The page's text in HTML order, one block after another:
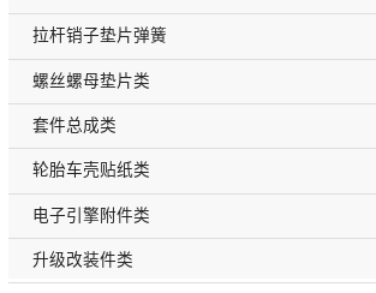
拉杆销子垫片弹簧
螺丝螺母垫片类
套件总成类
轮胎车壳贴纸类
电子引擎附件类
升级改装件类